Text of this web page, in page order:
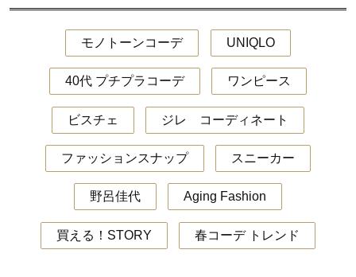
モノトーンコーデ UNIQLO
40代 プチプラコーデ ワンピース
ビスチェ ジレ コーディネート
ファッションスナップ スニーカー
野呂佳代 Aging Fashion
買える！STORY 春コーデ トレンド